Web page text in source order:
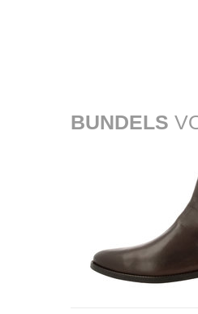
BUNDELS